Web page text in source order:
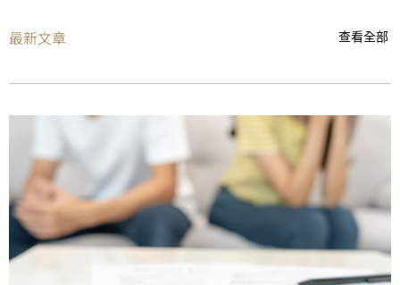
最新文章 查看全部